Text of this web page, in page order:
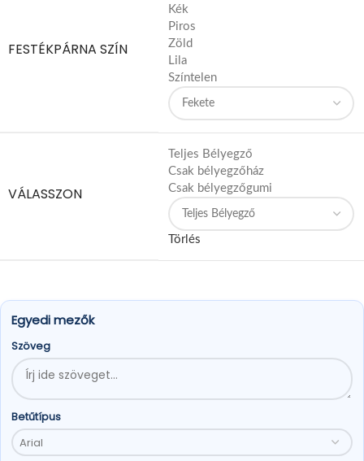
FESTÉKPÁRNA SZÍN
Kék
Piros
Zöld
Lila
Színtelen
VÁLASSZON
Teljes Bélyegző
Csak bélyegzőház
Csak bélyegzőgumi
Törlés
Egyedi mezők
Szöveg
Betűtípus